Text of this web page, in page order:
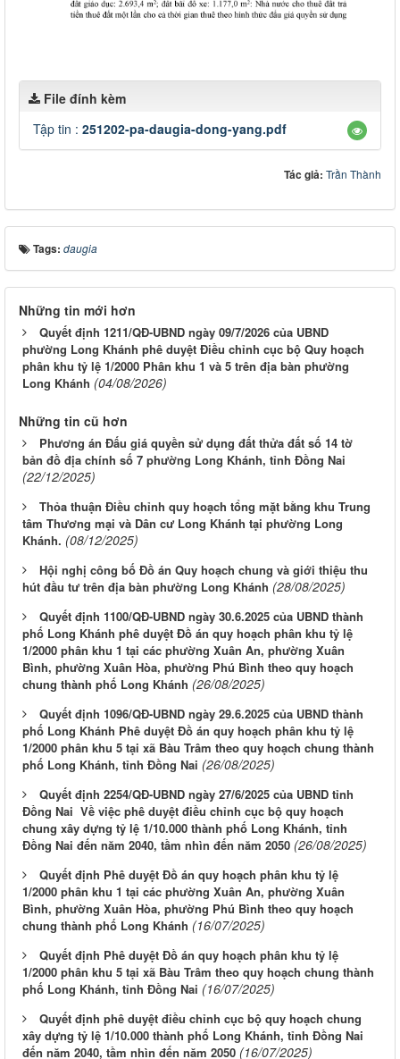
File đính kèm
Tập tin : 251202-pa-daugia-dong-yang.pdf
Tác giả: Trần Thành
Tags: daugia
Những tin mới hơn
Quyết định 1211/QĐ-UBND ngày 09/7/2026 của UBND
phường Long Khánh phê duyệt Điều chỉnh cục bộ Quy hoạch
phân khu tỷ lệ 1/2000 Phân khu 1 và 5 trên địa bàn phường
Long Khánh (04/08/2026)
Những tin cũ hơn
Phương án Đấu giá quyền sử dụng đất thửa đất số 14 tờ
bản đồ địa chính số 7 phường Long Khánh, tỉnh Đồng Nai
(22/12/2025)
Thỏa thuận Điều chỉnh quy hoạch tổng mặt bằng khu Trung
tâm Thương mại và Dân cư Long Khánh tại phường Long
Khánh. (08/12/2025)
Hội nghị công bố Đồ án Quy hoạch chung và giới thiệu thu
hút đầu tư trên địa bàn phường Long Khánh (28/08/2025)
Quyết định 1100/QĐ-UBND ngày 30.6.2025 của UBND thành
phố Long Khánh phê duyệt Đồ án quy hoạch phân khu tỷ lệ
1/2000 phân khu 1 tại các phường Xuân An, phường Xuân
Bình, phường Xuân Hòa, phường Phú Bình theo quy hoạch
chung thành phố Long Khánh (26/08/2025)
Quyết định 1096/QĐ-UBND ngày 29.6.2025 của UBND thành
phố Long Khánh Phê duyệt Đồ án quy hoạch phân khu tỷ lệ
1/2000 phân khu 5 tại xã Bàu Trâm theo quy hoạch chung thành
phố Long Khánh, tỉnh Đồng Nai (26/08/2025)
Quyết định 2254/QĐ-UBND ngày 27/6/2025 của UBND tỉnh
Đồng Nai Về việc phê duyệt điều chỉnh cục bộ quy hoạch
chung xây dựng tỷ lệ 1/10.000 thành phố Long Khánh, tỉnh
Đồng Nai đến năm 2040, tầm nhìn đến năm 2050 (26/08/2025)
Quyết định Phê duyệt Đồ án quy hoạch phân khu tỷ lệ
1/2000 phân khu 1 tại các phường Xuân An, phường Xuân
Bình, phường Xuân Hòa, phường Phú Bình theo quy hoạch
chung thành phố Long Khánh (16/07/2025)
Quyết định Phê duyệt Đồ án quy hoạch phân khu tỷ lệ
1/2000 phân khu 5 tại xã Bàu Trâm theo quy hoạch chung thành
phố Long Khánh, tỉnh Đồng Nai (16/07/2025)
Quyết định phê duyệt điều chỉnh cục bộ quy hoạch chung
xây dựng tỷ lệ 1/10.000 thành phố Long Khánh, tỉnh Đồng Nai
đến năm 2040, tầm nhìn đến năm 2050 (16/07/2025)